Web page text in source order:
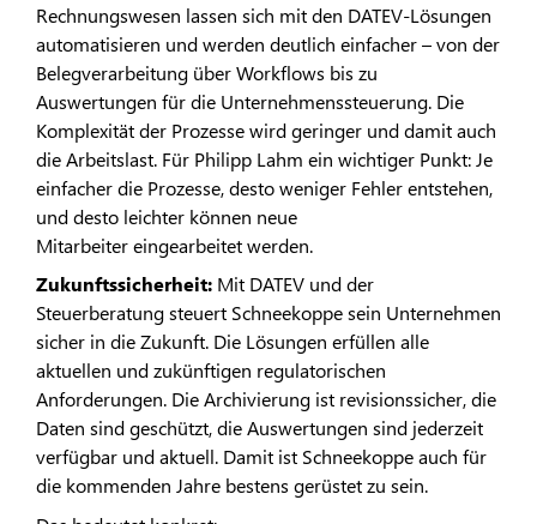
Rechnungswesen lassen sich mit den DATEV-Lösungen
automatisieren und werden deutlich einfacher – von der
Belegverarbeitung über Workflows bis zu
Auswertungen für die Unternehmenssteuerung. Die
Komplexität der Prozesse wird geringer und damit auch
die Arbeitslast. Für Philipp Lahm ein wichtiger Punkt: Je
einfacher die Prozesse, desto weniger Fehler entstehen,
und desto leichter können neue
Mitarbeiter eingearbeitet werden.
Zukunftssicherheit: Mit DATEV und der
Steuerberatung steuert Schneekoppe sein Unternehmen
sicher in die Zukunft. Die Lösungen erfüllen alle
aktuellen und zukünftigen regulatorischen
Anforderungen. Die Archivierung ist revisionssicher, die
Daten sind geschützt, die Auswertungen sind jederzeit
verfügbar und aktuell. Damit ist Schneekoppe auch für
die kommenden Jahre bestens gerüstet zu sein.